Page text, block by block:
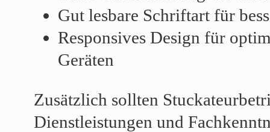
Gut lesbare Schriftart für
Responsives Design für
Geräten
Zusätzlich sollten
Dienstleistungen und